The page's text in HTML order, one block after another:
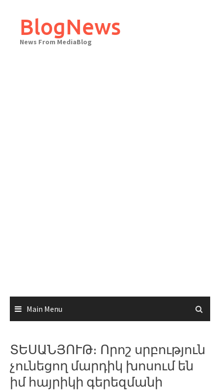
contentBlogNews
News From MediaBlog
Main Menu
ՏԵՍԱՆՅՈՒԹ։ Որոշ սրբություն
չունեցող մարդիկ խոսում են
իմ հայրիկի գերեզմանի